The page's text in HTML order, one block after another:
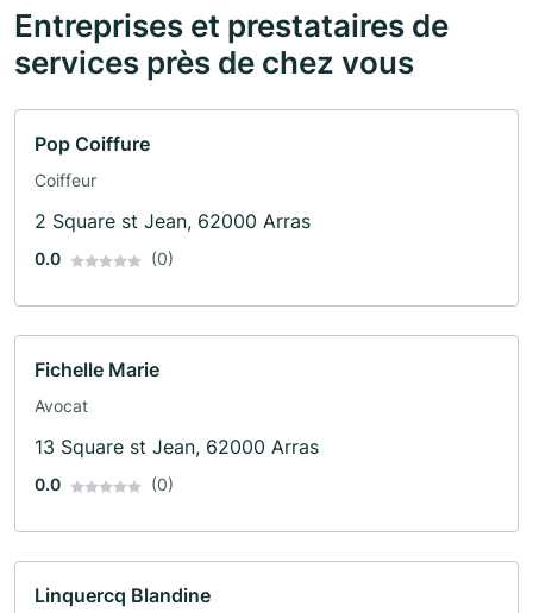
Entreprises et prestataires de
services près de chez vous
Pop Coiffure
Coiffeur
2 Square st Jean, 62000 Arras
0.0 (0)
Fichelle Marie
Avocat
13 Square st Jean, 62000 Arras
0.0 (0)
Linquercq Blandine